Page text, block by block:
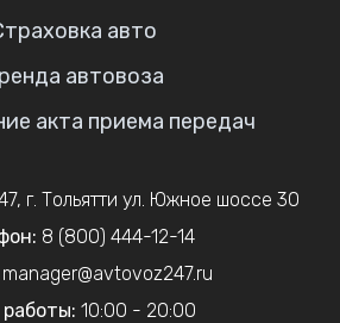
авто
автовоза
акта приема передач
, г. Тольятти ул. Южное шоссе 30
8 (800) 444-12-14
manager@avtovoz247.ru
10:00 - 20:00